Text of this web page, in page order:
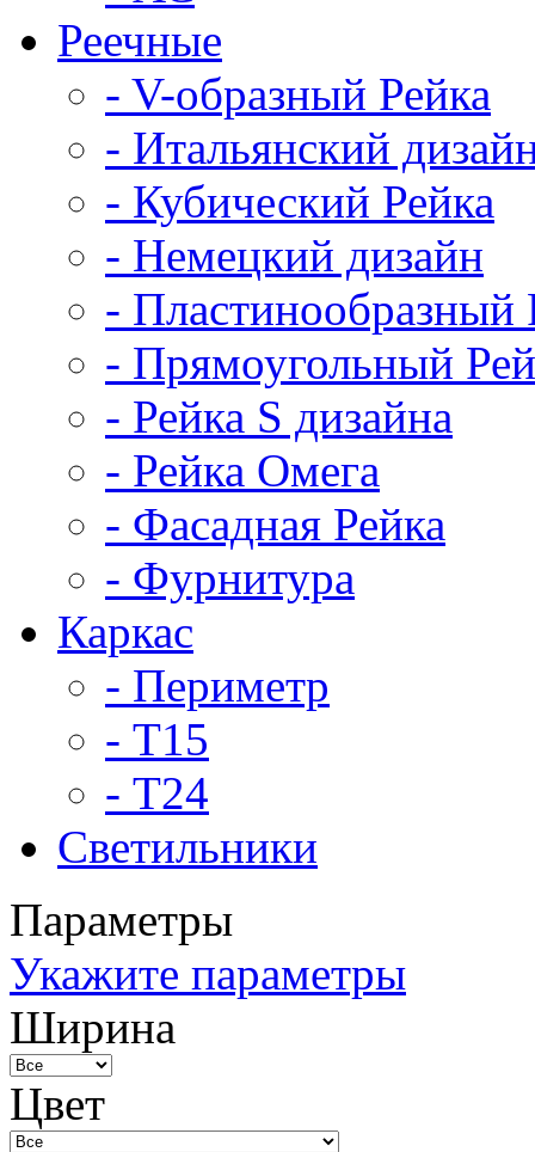
Реечные
- V-образный Рейка
- Итальянский
- Кубический Рейка
- Немецкий дизайн
- Пластинообразный
- Прямоугольный
- Рейка S дизайна
- Рейка Омега
- Фасадная Рейка
- Фурнитура
Каркас
- Периметр
- Т15
- Т24
Светильники
Параметры
Укажите параметры
Ширина
Цвет